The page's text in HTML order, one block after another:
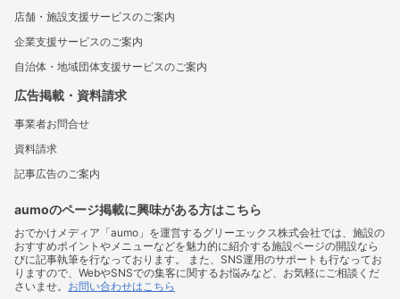
店舗・施設支援サービスのご案内
企業支援サービスのご案内
自治体・地域団体支援サービスのご案内
広告掲載・資料請求
事業者お問合せ
資料請求
記事広告のご案内
aumoのページ掲載に興味がある方はこちら
おでかけメディア「aumo」を運営するグリーエックス株式会社では、施設の
おすすめポイントやメニューなどを魅力的に紹介する施設ページの開設なら
びに記事執筆を行なっております。 また、SNS運用のサポートも行なってお
りますので、WebやSNSでの集客に関するお悩みなど、お気軽にご相談くだ
さいませ。 お問い合わせはこちら